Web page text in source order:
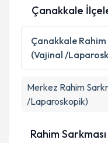
Çanakkale
Çanakkale
(Vajinal /
Merkez Rahim
/Laparoskopik)
Rahim